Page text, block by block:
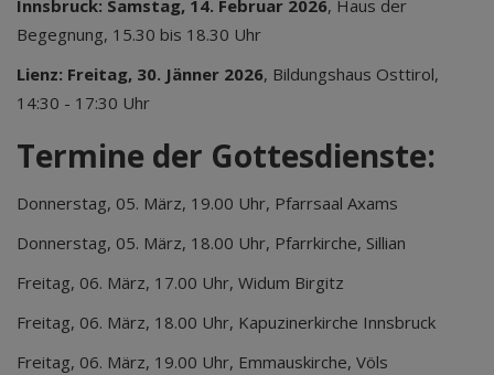
Innsbruck: Samstag, 14. Februar 2026, Haus der
Begegnung, 15.30 bis 18.30 Uhr
Lienz: Freitag, 30. Jänner 2026, Bildungshaus Osttirol,
14:30 - 17:30 Uhr
Termine der Gottesdienste:
Donnerstag, 05. März, 19.00 Uhr, Pfarrsaal Axams
Donnerstag, 05. März, 18.00 Uhr, Pfarrkirche, Sillian
Freitag, 06. März, 17.00 Uhr, Widum Birgitz
Freitag, 06. März, 18.00 Uhr, Kapuzinerkirche Innsbruck
Freitag, 06. März, 19.00 Uhr, Emmauskirche, Völs